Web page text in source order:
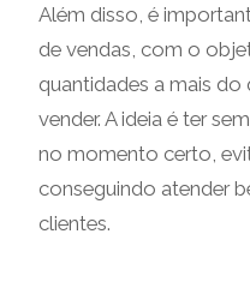
Além disso, é
de vendas, com o
quantidades a mais
vender. A ideia é ter
no momento certo,
conseguindo atender
clientes.